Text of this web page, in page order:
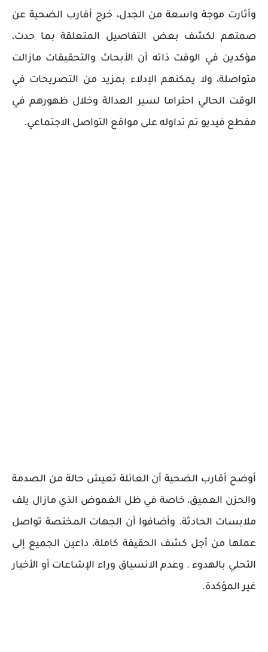
وأثارت موجة واسعة من الجدل، خرج أقارب الضحية عن
صمتهم لكشف بعض التفاصيل المتعلقة بما حدث،
مؤكدين في الوقت ذاته أن الأبحاث والتحقيقات مازالت
متواصلة، ولا يمكنهم الإدلاء بمزيد من التصريحات في
الوقت الحالي احتراما لسير العدالة وخلال ظهورهم في
مقطع فيديو تم تداوله على مواقع التواصل الاجتماعي.
أوضح أقارب الضحية أن العائلة تعيش حالة من الصدمة
والحزن العميق، خاصة في ظل الغموض الذي مازال يلف
ملابسات الحادثة. وأضافوا أن الجهات المختصة تواصل
عملها من أجل كشف الحقيقة كاملة، داعين الجميع إلى
التحلي بالهدوء . وعدم الانسياق وراء الإشاعات أو الأخبار
غير المؤكدة.